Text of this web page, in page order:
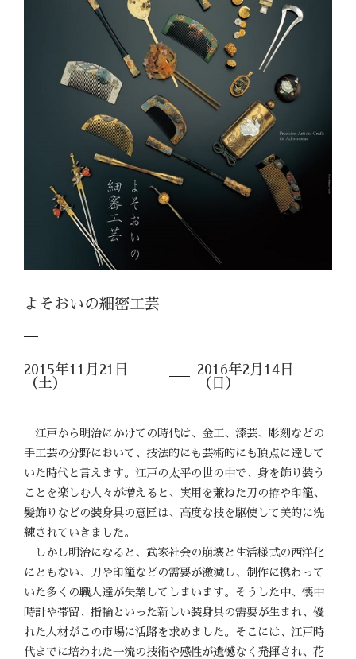
よそおいの細密工芸
2015年11月21日
（土）
2016年2月14日
（日）
江戸から明治にかけての時代は、金工、漆芸、彫刻などの
手工芸の分野において、技法的にも芸術的にも頂点に達して
いた時代と言えます。江戸の太平の世の中で、身を飾り装う
ことを楽しむ人々が増えると、実用を兼ねた刀の拵や印籠、
髪飾りなどの装身具の意匠は、高度な技を駆使して美的に洗
練されていきました。
しかし明治になると、武家社会の崩壊と生活様式の西洋化
にともない、刀や印籠などの需要が激減し、制作に携わって
いた多くの職人達が失業してしまいます。そうした中、懐中
時計や帯留、指輪といった新しい装身具の需要が生まれ、優
れた人材がこの市場に活路を求めました。そこには、江戸時
代までに培われた一流の技術や感性が遺憾なく発揮され、花